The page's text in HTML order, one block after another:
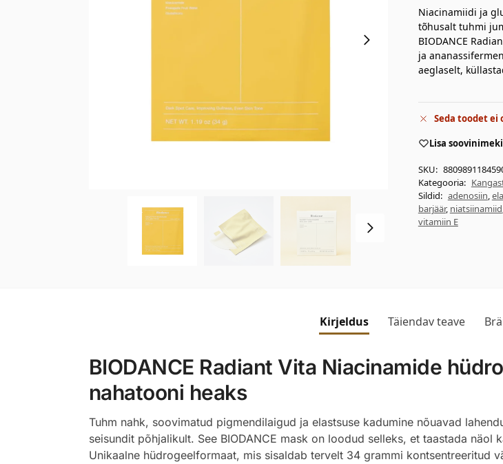
Niacinamiidi ja
tõhusalt tuhmi
BIODANCE
ja
aeglaselt,
Seda toodet ei
Lisa
SKU:
Kategooria:
Sildid: adenosiin,
barjäär, niatsiinamiid
vitamiin E
Kirjeldus Täiendav teave
BIODANCE Radiant Vita Niacinamide
nahatooni heaks
Tuhm nahk, soovimatud pigmendilaigud ja elastsuse kadumine nõuavad
seisundit põhjalikult. See BIODANCE mask on loodud selleks, et taastada näol
Unikaalne hüdrogeelformaat, mis sisaldab tervelt 34 grammi kontsentreeritud